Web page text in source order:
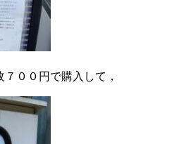
００円で購入して，